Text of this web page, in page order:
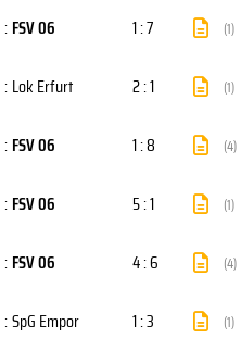
: FSV 06 1 : 7 (1)
: Lok Erfurt 2 : 1 (1)
: FSV 06 1 : 8 (4)
: FSV 06 5 : 1 (1)
: FSV 06 4 : 6 (4)
:SpG Empor 1 : 3 (1)